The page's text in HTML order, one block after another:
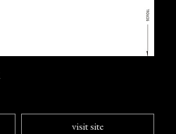
visit site